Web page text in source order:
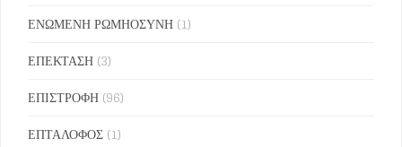
ΕΝΩΜΕΝΗ ΡΩΜΗΟΣΥΝΗ (1)
ΕΠΕΚΤΑΣΗ (3)
ΕΠΙΣΤΡΟΦΗ (96)
ΕΠΤΑΛΟΦΟΣ (1)